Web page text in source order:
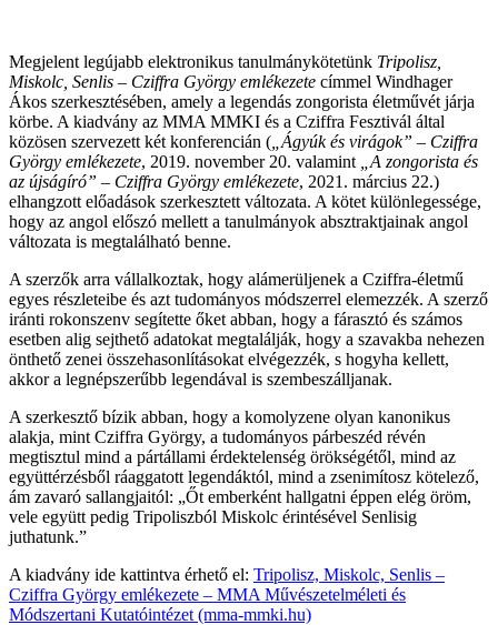
Megjelent legújabb elektronikus tanulmánykötetünk Tripolisz,
Miskolc, Senlis – Cziffra György emlékezete címmel Windhager
Ákos szerkesztésében, amely a legendás zongorista életművét járja
körbe. A kiadvány az MMA MMKI és a Cziffra Fesztivál által
közösen szervezett két konferencián ( „Ágyúk és virágok” – Cziffra
György emlékezete, 2019. november 20. valamint
„A zongorista és
az újságíró” – Cziffra György emlékezete, 2021. március 22.)
elhangzott előadások szerkesztett változata. A kötet különlegessége,
hogy az angol előszó mellett a tanulmányok absztraktjainak angol
változata is megtalálható benne.
A szerzők arra vállalkoztak, hogy alámerüljenek a Cziffra-életmű
egyes részleteibe és azt tudományos módszerrel elemezzék. A szerző
iránti rokonszenv segítette őket abban, hogy a fárasztó és számos
esetben alig sejthető adatokat megtalálják, hogy a szavakba nehezen
önthető zenei összehasonlításokat elvégezzék, s hogyha kellett,
akkor a legnépszerűbb legendával is szembeszálljanak.
A szerkesztő bízik abban, hogy a komolyzene olyan kanonikus
alakja, mint Cziffra György, a tudományos párbeszéd révén
megtisztul mind a pártállami érdektelenség örökségétől, mind az
együttérzésből ráaggatott legendáktól, mind a zsenimítosz kötelező,
ám zavaró sallangjaitól: „Őt emberként hallgatni éppen elég öröm,
vele együtt pedig Tripoliszból Miskolc érintésével Senlisig
juthatunk.”
A kiadvány ide kattintva érhető el: Tripolisz, Miskolc, Senlis –
Cziffra György emlékezete – MMA Művészetelméleti és
Módszertani Kutatóintézet (mma-mmki.hu)